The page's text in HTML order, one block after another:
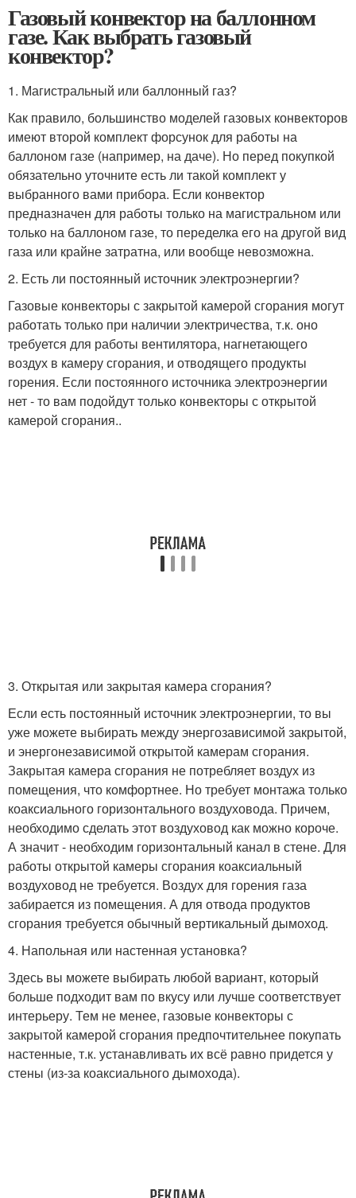
Газовый конвектор на баллонном
газе. Как выбрать газовый
конвектор?
1. Магистральный или баллонный газ?
Как правило, большинство моделей газовых конвекторов
имеют второй комплект форсунок для работы на
баллоном газе (например, на даче). Но перед покупкой
обязательно уточните есть ли такой комплект у
выбранного вами прибора. Если конвектор
предназначен для работы только на магистральном или
только на баллоном газе, то переделка его на другой вид
газа или крайне затратна, или вообще невозможна.
2. Есть ли постоянный источник электроэнергии?
Газовые конвекторы с закрытой камерой сгорания могут
работать только при наличии электричества, т.к. оно
требуется для работы вентилятора, нагнетающего
воздух в камеру сгорания, и отводящего продукты
горения. Если постоянного источника электроэнергии
нет - то вам подойдут только конвекторы с открытой
камерой сгорания..
3. Открытая или закрытая камера сгорания?
Если есть постоянный источник электроэнергии, то вы
уже можете выбирать между энергозависимой закрытой,
и энергонезависимой открытой камерам сгорания.
Закрытая камера сгорания не потребляет воздух из
помещения, что комфортнее. Но требует монтажа только
коаксиального горизонтального воздуховода. Причем,
необходимо сделать этот воздуховод как можно короче.
А значит - необходим горизонтальный канал в стене. Для
работы открытой камеры сгорания коаксиальный
воздуховод не требуется. Воздух для горения газа
забирается из помещения. А для отвода продуктов
сгорания требуется обычный вертикальный дымоход.
4. Напольная или настенная установка?
Здесь вы можете выбирать любой вариант, который
больше подходит вам по вкусу или лучше соответствует
интерьеру. Тем не менее, газовые конвекторы с
закрытой камерой сгорания предпочтительнее покупать
настенные, т.к. устанавливать их всё равно придется у
стены (из-за коаксиального дымохода).